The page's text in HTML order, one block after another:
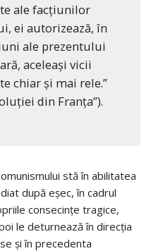
ale facţiunilor
ei autorizează, în
ale prezentului
aceleaşi vicii
chiar și mai rele.”
din Franța”).
stă în abilitatea
după eșec, în cadrul
consecințe tragice,
le deturnează în direcția
și în precedenta